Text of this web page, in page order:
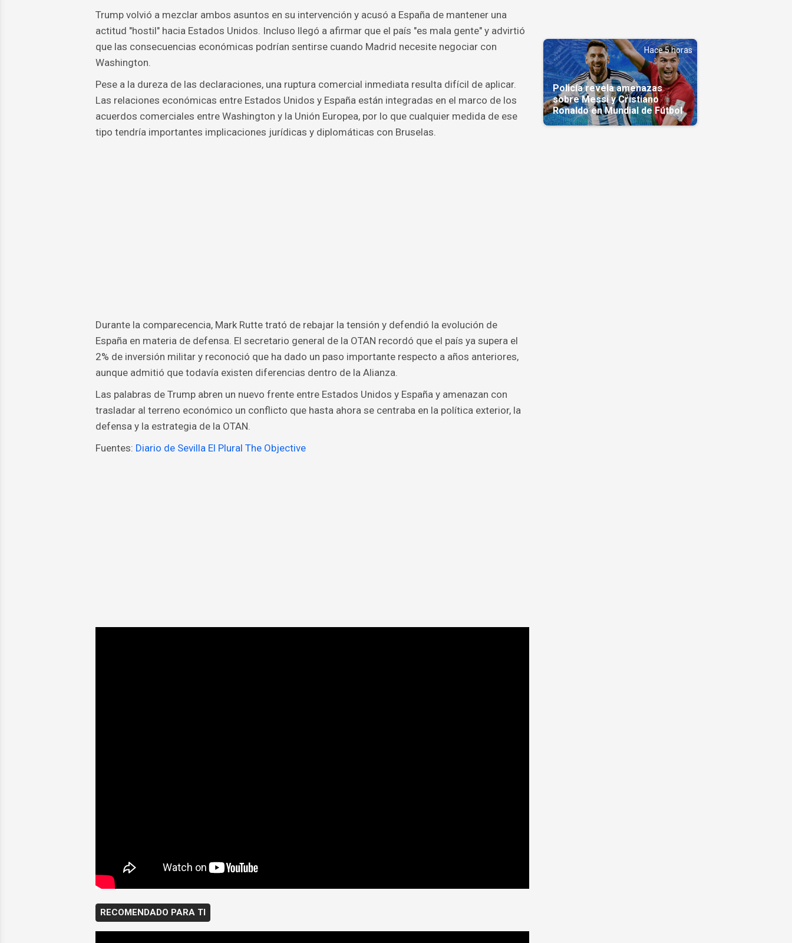
Trump volvió a mezclar ambos asuntos en su intervención y acusó a España de mantener una
actitud "hostil" hacia Estados Unidos. Incluso llegó a afirmar que el país "es mala gente" y advirtió
que las consecuencias económicas podrían sentirse cuando Madrid necesite negociar con
Washington.
Pese a la dureza de las declaraciones, una ruptura comercial inmediata resulta difícil de aplicar.
Las relaciones económicas entre Estados Unidos y España están integradas en el marco de los
acuerdos comerciales entre Washington y la Unión Europea, por lo que cualquier medida de ese
tipo tendría importantes implicaciones jurídicas y diplomáticas con Bruselas.
Durante la comparecencia, Mark Rutte trató de rebajar la tensión y defendió la evolución de
España en materia de defensa. El secretario general de la OTAN recordó que el país ya supera el
2% de inversión militar y reconoció que ha dado un paso importante respecto a años anteriores,
aunque admitió que todavía existen diferencias dentro de la Alianza.
Las palabras de Trump abren un nuevo frente entre Estados Unidos y España y amenazan con
trasladar al terreno económico un conflicto que hasta ahora se centraba en la política exterior, la
defensa y la estrategia de la OTAN.
Fuentes: Diario de Sevilla El Plural The Objective
RECOMENDADO PARA TI
Hace 5 horas
Policía revela amenazas
sobre Messi y Cristiano
Ronaldo en Mundial de Fútbol